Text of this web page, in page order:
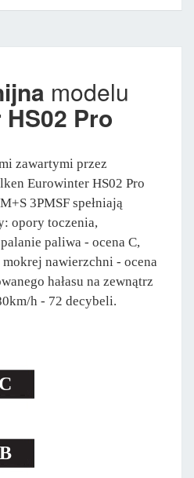
modelu
Pro
zawartymi przez
Eurowinter HS02 Pro
3PMSF spełniają
opory toczenia,
paliwa - ocena C,
nawierzchni - ocena
hałasu na zewnątrz
h - 72 decybeli.
C
B